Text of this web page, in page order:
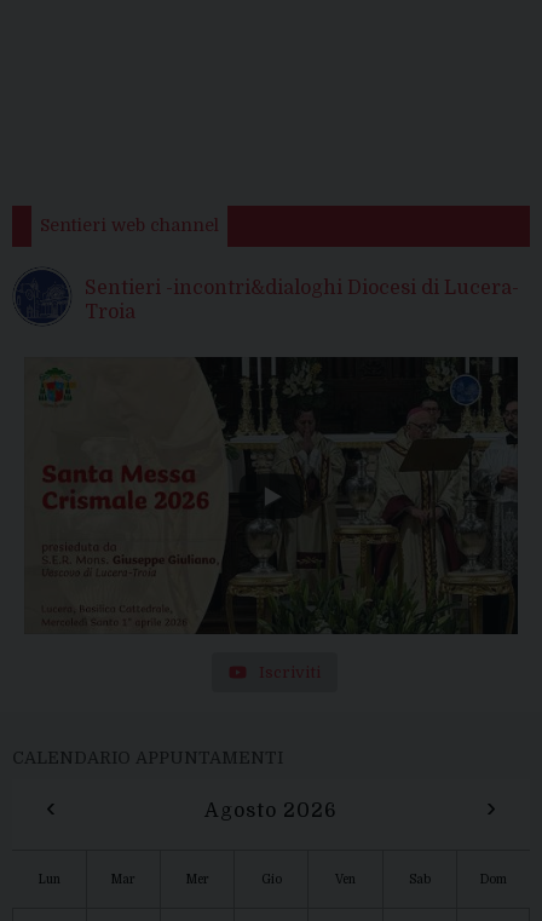
Sentieri web channel
Sentieri -incontri&dialoghi Diocesi di Lucera-
Troia
Iscriviti
CALENDARIO APPUNTAMENTI
‹ Agosto 2026 ›
Lun Mar Mer Gio Ven Sab Dom